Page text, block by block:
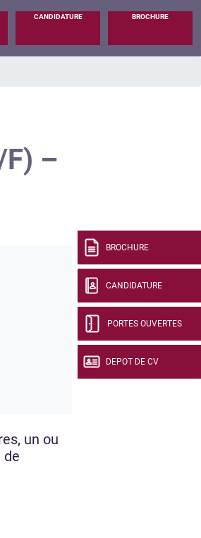
CANDIDATURE BROCHURE
BROCHURE
CANDIDATURE
PORTES OUVERTES
DEPOT DE CV
F) –
un ou
de